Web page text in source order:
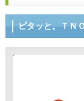
ピタッと。ＴＮ